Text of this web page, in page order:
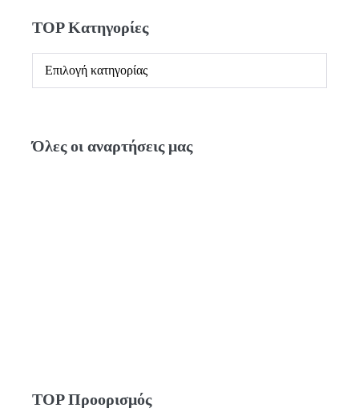
TOP Κατηγορίες
Όλες οι αναρτήσεις μας
TOP Προορισμός